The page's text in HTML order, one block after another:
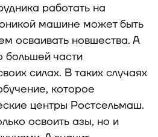
работать на
машине может быть
осваивать новшества. А
большей части
силах. В таких случаях
которое
центры Ростсельмаш.
освоить азы, но и